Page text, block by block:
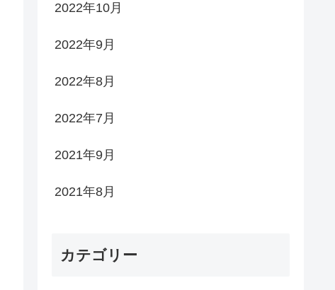
2022年10月
2022年9月
2022年8月
2022年7月
2021年9月
2021年8月
カテゴリー